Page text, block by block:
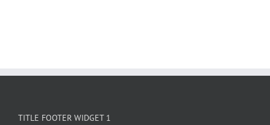
TITLE FOOTER WIDGET 1